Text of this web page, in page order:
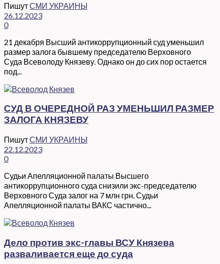
ПишутСМИ УКРАИНЫ
26.12.2023
0
21 декабря Высший антикоррупционный суд уменьшил
размер залога бывшему председателю Верховного
Суда Всеволоду Князеву. Однако он до сих пор остается
под...
СУД В ОЧЕРЕДНОЙ РАЗ УМЕНЬШИЛ РАЗМЕР
ЗАЛОГА КНЯЗЕВУ
ПишутСМИ УКРАИНЫ
22.12.2023
0
Судьи Апелляционной палаты Высшего
антикоррупционного суда снизили экс-председателю
Верховного Суда залог на 7 млн грн. Судьи
Апелляционной палаты ВАКС частично...
Дело против экс-главы ВСУ Князева
разваливается еще до суда